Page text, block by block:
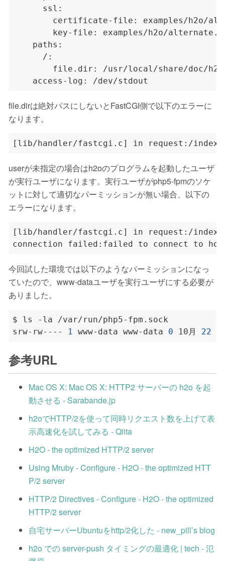
file.dirは絶対パスにしないとFastCGI側で以下のエラーに
なります。
userが未指定の場合はh2oのプログラムを起動したユーザ
が実行ユーザになります。実行ユーザがphp5-fpmのソケ
ットに対して適切なパーミッションが無い場合、以下の
エラーになります。
今回試した環境では以下のようなパーミッションになっ
ていたので、www-dataユーザを実行ユーザにする必要が
ありました。
srw-rw----
1 www-data www-data 0 10月 22
参考URL
Mac OS X: Mac OS X: HTTP2 サーバーの h2o を起
動させる - Sarabande.jp
h2oでHTTP/2を使って同時リクエスト数を上げて表
示高速化を試してみる - Qiita
H2O - the optimized HTTP/2 server
Using Mruby - Configure - H2O - the optimized HTT
P/2 server
HTTP/2 Directives - Configure - H2O - the optimized
HTTP/2 server
自宅サーバーUbuntuをhttp/2化した - new_pill’s blog
h2o での server-push タイミングの最適化 | tech - 氾